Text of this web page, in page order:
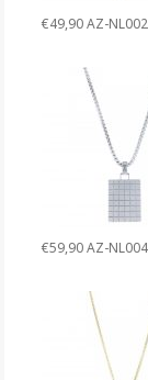
€49,90 AZ-
€59,90 AZ-